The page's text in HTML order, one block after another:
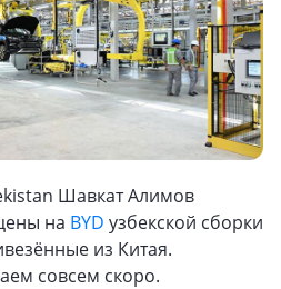
Шавкат Алимов
на BYD узбекской сборки
из Китая.
совсем скоро.